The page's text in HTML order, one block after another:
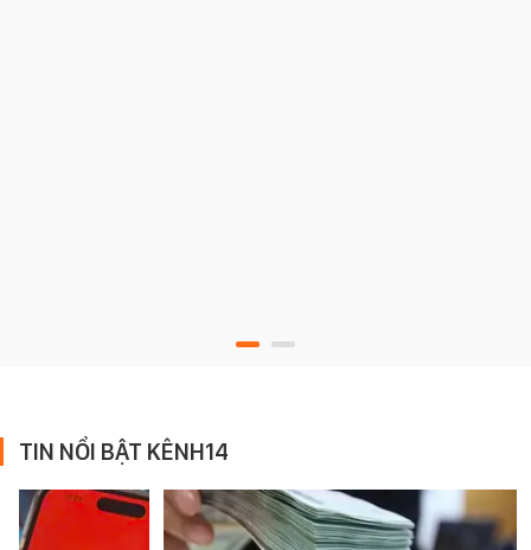
TIN NỔI BẬT KÊNH14